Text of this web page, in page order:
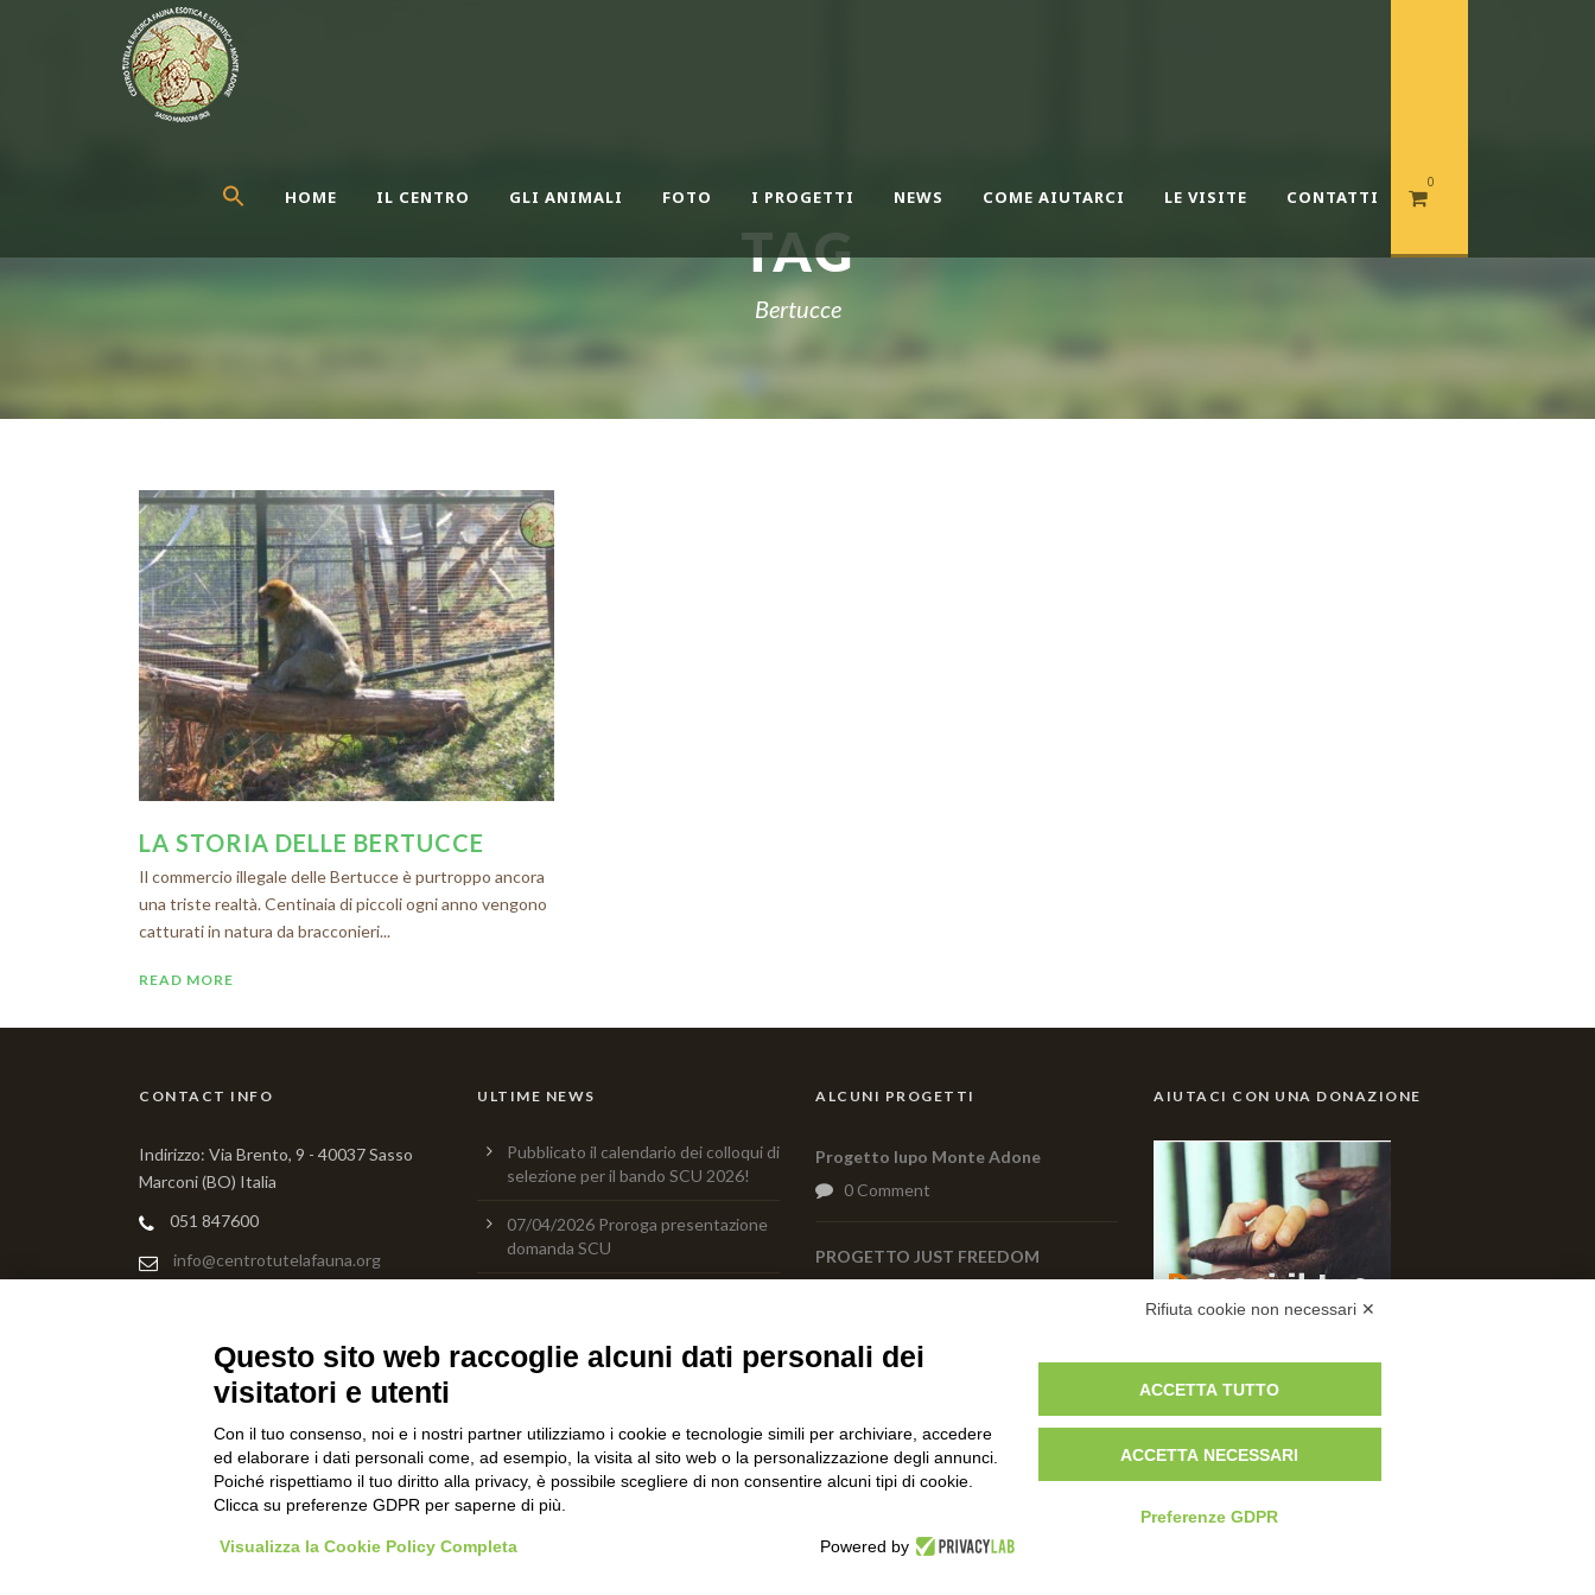
HOME IL CENTRO GLI ANIMALI FOTO I PROGETTI NEWS COME AIUTARCI LE VISITE CONTATTI
0
TAG
Bertucce
LA STORIA DELLE BERTUCCE
Il commercio illegale delle Bertucce è purtroppo ancora
una triste realtà. Centinaia di piccoli ogni anno vengono
catturati in natura da bracconieri...
READ MORE
CONTACT INFO
Indirizzo: Via Brento, 9 - 40037 Sasso
Marconi (BO) Italia
051 847600
info@centrotutelafauna.org
ULTIME NEWS
Pubblicato il calendario dei colloqui di
selezione per il bando SCU 2026!
07/04/2026 Proroga presentazione
domanda SCU
prossime date!
ALCUNI PROGETTI
Progetto lupo Monte Adone
0 Comment
PROGETTO JUST FREEDOM
AIUTACI CON UNA DONAZIONE
C.F. 01608451207 Via Brento,9 - 40037 Sasso Marconi (BO) Italia Tel: +39 -051 847600 - Email:info@centrotutelafauna.org
© Tutti i diritti riservati-Associazione ONLUS - Centro Tutela e ricerca fauna esotica e selvatica Monte Adone
Rifiuta cookie non necessari ✕
Questo sito web raccoglie alcuni dati personali dei
visitatori e utenti
Con il tuo consenso, noi e i nostri partner utilizziamo i cookie e tecnologie simili per archiviare, accedere
ed elaborare i dati personali come, ad esempio, la visita al sito web o la personalizzazione degli annunci.
Poiché rispettiamo il tuo diritto alla privacy, è possibile scegliere di non consentire alcuni tipi di cookie.
Clicca su preferenze GDPR per saperne di più.
Visualizza la Cookie Policy Completa Powered by
ACCETTA TUTTO
ACCETTA NECESSARI
Preferenze GDPR